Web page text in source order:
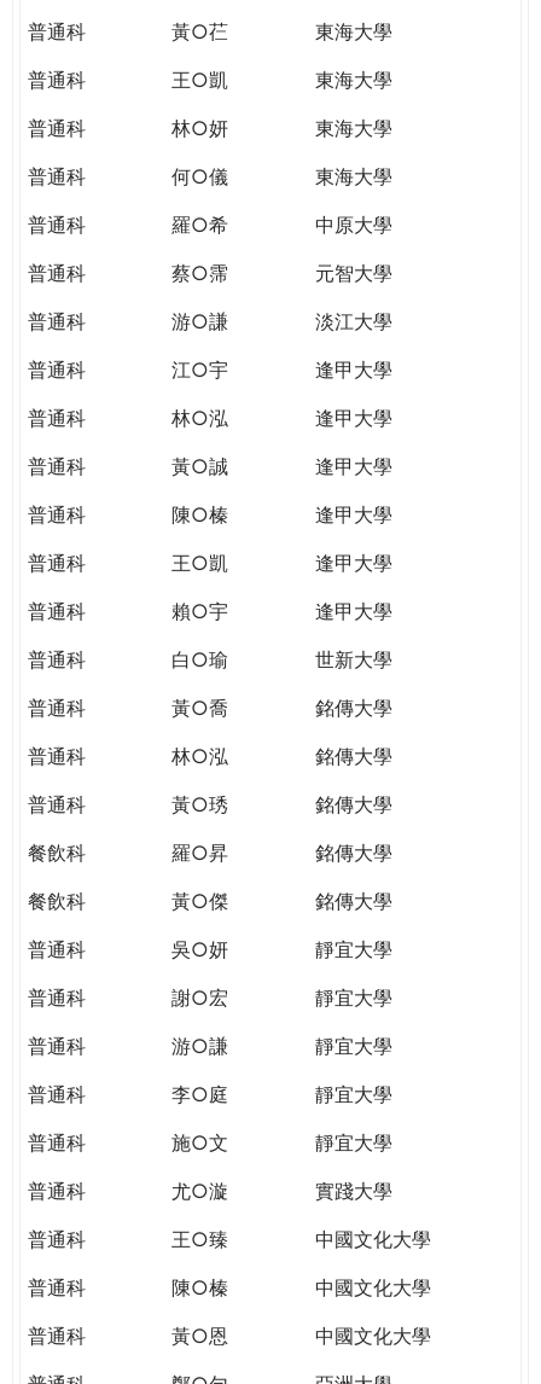
普通科
黃○芢
東海大學
普通科
王○凱
東海大學
普通科
林○妍
東海大學
普通科
何○儀
東海大學
普通科
羅○希
中原大學
普通科
蔡○霈
元智大學
普通科
游○謙
淡江大學
普通科
江○宇
逢甲大學
普通科
林○泓
逢甲大學
普通科
黃○誠
逢甲大學
普通科
陳○榛
逢甲大學
普通科
王○凱
逢甲大學
普通科
賴○宇
逢甲大學
普通科
白○瑜
世新大學
普通科
黃○喬
銘傳大學
普通科
林○泓
銘傳大學
普通科
黃○琇
銘傳大學
餐飲科
羅○昇
銘傳大學
餐飲科
黃○傑
銘傳大學
普通科
吳○妍
靜宜大學
普通科
謝○宏
靜宜大學
普通科
游○謙
靜宜大學
普通科
李○庭
靜宜大學
普通科
施○文
靜宜大學
普通科
尤○漩
實踐大學
普通科
王○臻
中國文化大學
普通科
陳○榛
中國文化大學
普通科
黃○恩
中國文化大學